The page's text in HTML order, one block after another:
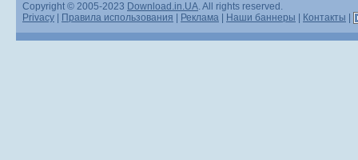
Copyright © 2005-2023 Download.in.UA. All rights reserved.
Privacy
Правила использования Реклама Наши баннеры Контакты